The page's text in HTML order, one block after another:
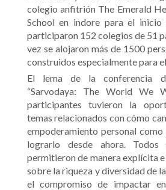
colegio anfitrión The Emerald
School en indore para el inicio
participaron 152 colegios de 51
vez se alojaron más de 1500
construidos especialmente para
El lema de la conferencia
“Sarvodaya: The World We
participantes tuvieron la
temas relacionados con cómo
empoderamiento personal
lograrlo desde ahora. Todos
permitieron de manera explícita
sobre la riqueza y diversidad de
el compromiso de impactar